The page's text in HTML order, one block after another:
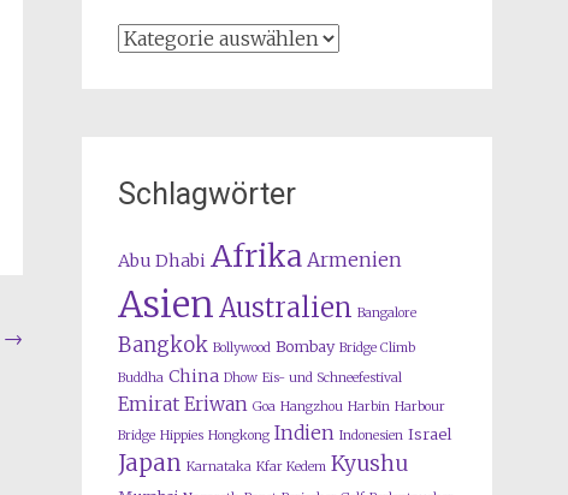
→
Kategorien
Schlagwörter
Abu Dhabi Afrika Armenien
AsienAustralien Bangalore
Bangkok Bollywood Bombay Bridge Climb
Buddha China Dhow Eis- und Schneefestival
Emirat Eriwan Goa Hangzhou Harbin Harbour
Bridge Hippies Hongkong Indien Indonesien Israel
Japan Karnataka Kfar Kedem Kyushu